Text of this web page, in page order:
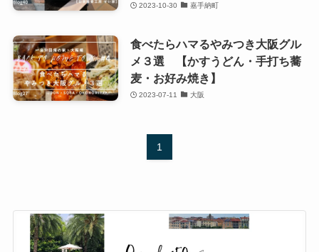
2023-10-30 嘉手納町
食べたらハマるやみつき大阪グル
メ３選 【かすうどん・手打ち蕎
麦・お好み焼き】
2023-07-11 大阪
1